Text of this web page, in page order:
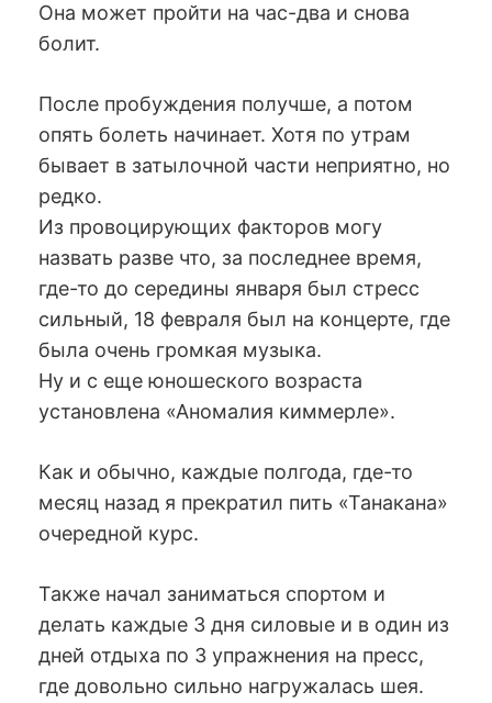
Она может пройти на час-два и снова
болит.
После пробуждения получше, а потом
опять болеть начинает. Хотя по утрам
бывает в затылочной части неприятно, но
редко.
Из провоцирующих факторов могу
назвать разве что, за последнее время,
где-то до середины января был стресс
сильный, 18 февраля был на концерте, где
была очень громкая музыка.
Ну и с еще юношеского возраста
установлена «Аномалия киммерле».
Как и обычно, каждые полгода, где-то
месяц назад я прекратил пить «Танакана»
очередной курс.
Также начал заниматься спортом и
делать каждые 3 дня силовые и в один из
дней отдыха по 3 упражнения на пресс,
где довольно сильно нагружалась шея.